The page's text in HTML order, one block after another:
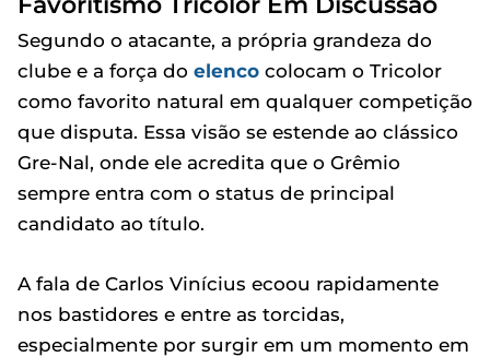
Segundo o atacante, a própria grandeza do
clube e a força do elenco colocam o Tricolor
como favorito natural em qualquer competição
que disputa. Essa visão se estende ao clássico
Gre-Nal, onde ele acredita que o Grêmio
sempre entra com o status de principal
candidato ao título.
A fala de Carlos Vinícius ecoou rapidamente
nos bastidores e entre as torcidas,
especialmente por surgir em um momento em